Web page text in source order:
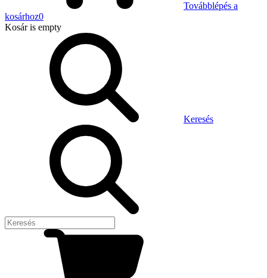
Továbblépés a
kosárhoz0
Kosáris empty
Keresés